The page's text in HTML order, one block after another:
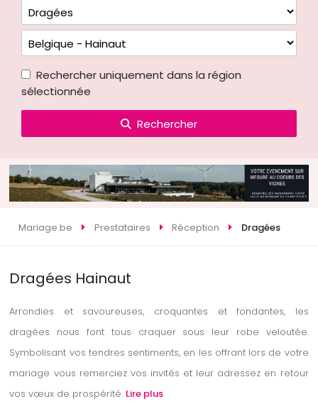
Rechercher uniquement dans la région
sélectionnée
Rechercher
Mariage.be Prestataires Réception Dragées
Dragées Hainaut
Arrondies et savoureuses, croquantes et fondantes, les
dragées nous font tous craquer sous leur robe veloutée.
Symbolisant vos tendres sentiments, en les offrant lors de votre
mariage vous remerciez vos invités et leur adressez en retour
vos vœux de prospérité. Lire plus